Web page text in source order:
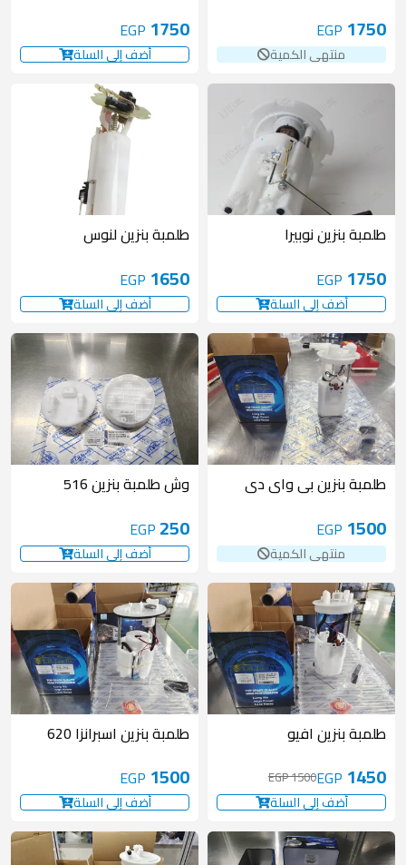
1750
EGP
منتهى الكمية
1750
EGP
أضف إلى السلة
طلمبة بنزين نوبيرا
1750
EGP
أضف إلى السلة
طلمبة بنزين لنوس
1650
EGP
أضف إلى السلة
غير متوفرطلمبة بنزين بى واى دى
1500
EGP
منتهى الكمية
وش طلمبة بنزين 516
250
EGP
أضف إلى السلة
50 EGP
طلمبة بنزين افيو
1450
EGP
1500 EGP
أضف إلى السلة
طلمبة بنزين اسبرانزا 620
1500
EGP
أضف إلى السلة